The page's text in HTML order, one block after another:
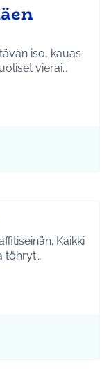
iso, kauas
vierai…
Infra ja liikenne
Kaikki
töhryt…
Liikunta ja